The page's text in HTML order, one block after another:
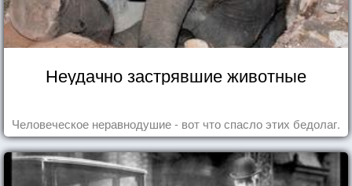
Неудачно застрявшие животные
Человеческое неравнодушие - вот что спасло этих бедолаг.